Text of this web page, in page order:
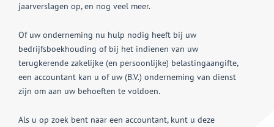
jaarverslagen op, en nog veel meer.
Of uw onderneming nu hulp nodig heeft bij uw
bedrijfsboekhouding of bij het indienen van uw
terugkerende zakelijke (en persoonlijke) belastingaangifte,
een accountant kan u of uw (B.V.) onderneming van dienst
zijn om aan uw behoeften te voldoen.
Als u op zoek bent naar een accountant, kunt u deze